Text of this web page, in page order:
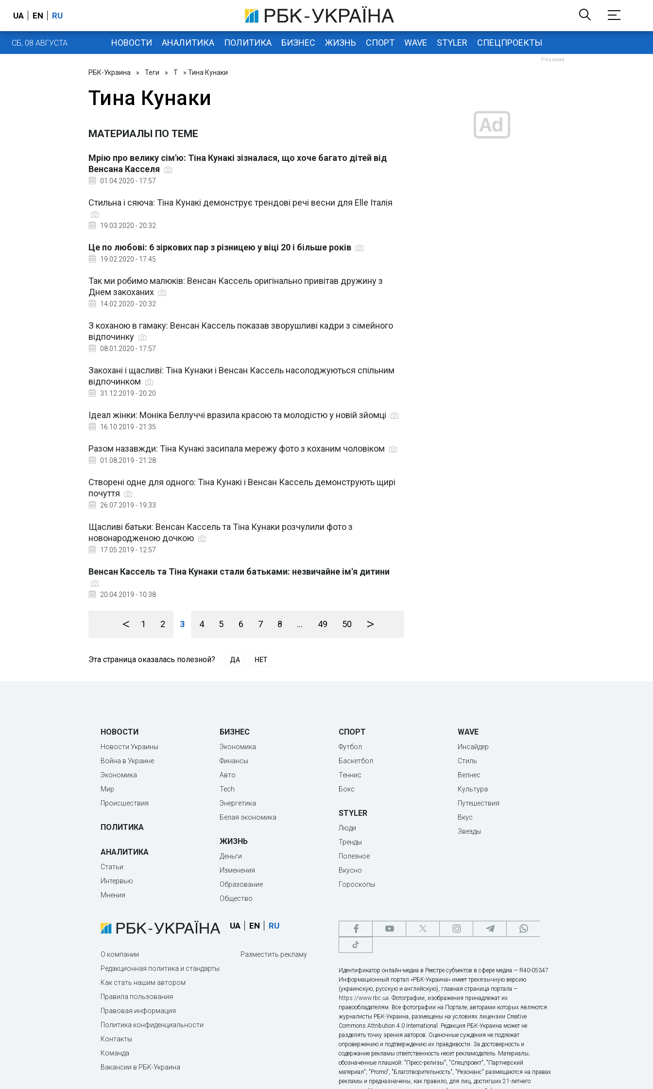
UA EN RU
СБ, 08 АВГУСТА НОВОСТИ АНАЛИТИКА ПОЛИТИКА БИЗНЕС ЖИЗНЬ СПОРТ WAVE STYLER СПЕЦПРОЕКТЫ
РБК-Украина » Теги » Т » Тина Кунаки
Тина Кунаки
МАТЕРИАЛЫ ПО ТЕМЕ
Мрію про велику сім'ю: Тіна Кунакі зізналася, що хоче багато дітей від
Венсана Касселя
01.04.2020 - 17:57
Стильна і сяюча: Тіна Кунакі демонструє трендові речі весни для Elle Італія
19.03.2020 - 20:32
Це по любові: 6 зіркових пар з різницею у віці 20 і більше років
19.02.2020 - 17:45
Так ми робимо малюків: Венсан Кассель оригінально привітав дружину з
Днем закоханих
14.02.2020 - 20:32
З коханою в гамаку: Венсан Кассель показав зворушливі кадри з сімейного
відпочинку
08.01.2020 - 17:57
Закохані і щасливі: Тіна Кунаки і Венсан Кассель насолоджуються спільним
відпочинком
31.12.2019 - 20:20
Ідеал жінки: Моніка Беллуччі вразила красою та молодістю у новій зйомці
16.10.2019 - 21:35
Разом назавжди: Тіна Кунакі засипала мережу фото з коханим чоловіком
01.08.2019 - 21:28
Створені одне для одного: Тіна Кунакі і Венсан Кассель демонструють щирі
почуття
26.07.2019 - 19:33
Щасливі батьки: Венсан Кассель та Тіна Кунаки розчулили фото з
новонародженою дочкою
17.05.2019 - 12:57
Венсан Кассель та Тіна Кунаки стали батьками: незвичайне ім'я дитини
20.04.2019 - 10:38
< 1 2 3 4 5 6 7 8 ... 49 50 >
Эта страница оказалась полезной? ДА НЕТ
НОВОСТИ
Новости Украины
Война в Украине
Экономика
Мир
Происшествия
ПОЛИТИКА
АНАЛИТИКА
Статьи
Интервью
Мнения
БИЗНЕС
Экономика
Финансы
Авто
Tech
Энергетика
Белая экономика
ЖИЗНЬ
Деньги
Изменения
Образование
Общество
СПОРТ
Футбол
Баскетбол
Теннис
Бокс
STYLER
Люди
Тренды
Полезное
Вкусно
Гороскопы
WAVE
Инсайдер
Стиль
Велнес
Культура
Путешествия
Вкус
Звезды
UA EN RU
О компании
Редакционная политика и стандарты
Как стать нашим автором
Правила пользования
Правовая информация
Политика конфиденциальности
Контакты
Команда
Вакансии в РБК-Украина
Разместить рекламу
Идентификатор онлайн-медиа в Реестре субъектов в сфере медиа — R40-05347
Информационный портал «РБК-Украина» имеет трехязычную версию
(украинскую, русскую и английскую), главная страница портала –
https://www.rbc.ua. Фотографии, изображения принадлежат их
правообладателям. Все фотографии на Портале, авторами которых являются
журналисты РБК-Украина, размещены на условиях лицензии Creative
Commons Attribution 4.0 International. Редакция РБК-Украина может не
разделять точку зрения авторов. Оценочные суждения не подлежат
опровержению и подтверждению их правдивости. За достоверность и
содержание рекламы ответственность несет рекламодатель. Материалы,
обозначенные плашкой: "Пресс-релизы", "Спецпроект", "Партнерский
материал", "Promo", "Благотворительность", "Резонанс" размещаются на правах
рекламы и предназначены, как правило, для лиц, достигших 21-летнего